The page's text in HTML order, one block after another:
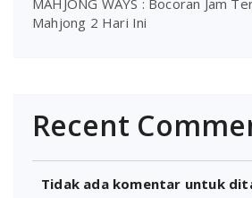
Mahjong 2 Hari Ini
Recent
Tidak ada komentar untuk